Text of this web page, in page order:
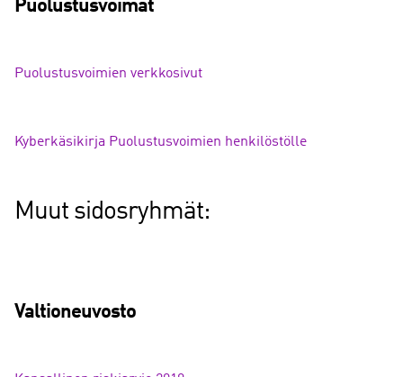
Puolustusvoimat
Puolustusvoimien verkkosivut
Kyberkäsikirja Puolustusvoimien henkilöstölle
Muut sidosryhmät:
Valtioneuvosto